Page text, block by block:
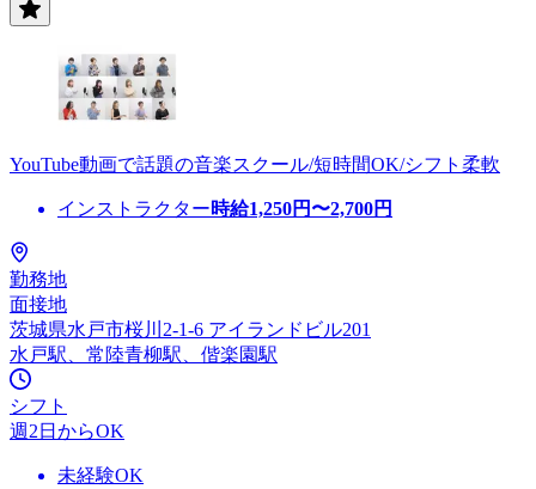
YouTube動画で話題の音楽スクール/短時間OK/シフト柔軟
インストラクター時給1,250円〜2,700円
勤務地
面接地
茨城県水戸市桜川2-1-6 アイランドビル201
水戸駅、常陸青柳駅、偕楽園駅
シフト
週2日からOK
未経験OK